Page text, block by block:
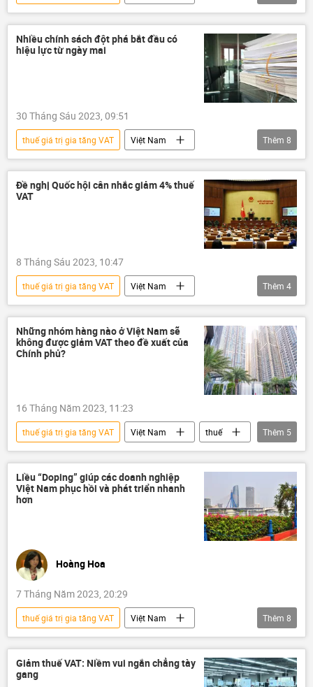
Kinh tế
Kinh doanh
nhập khẩu
doanh nghiệp
VCCI FTA
Nhiều chính sách đột phá bắt đầu có
hiệu lực từ ngày mai
30 Tháng Sáu 2023, 09:51
thuế giá trị gia tăng VAT
Việt Nam
Pháp luật
Chính sách
lương
bảo hiểm
thông tin
Quốc hội
thuế
Thêm 8
Đề nghị Quốc hội cân nhắc giảm 4% thuế
VAT
8 Tháng Sáu 2023, 10:47
thuế giá trị gia tăng VAT
Việt Nam
thông tin
Quốc hội
Chính sách
chính sách tiền tệ
Thêm 4
Những nhóm hàng nào ở Việt Nam sẽ
không được giảm VAT theo đề xuất của
Chính phủ?
16 Tháng Năm 2023, 11:23
thuế giá trị gia tăng VAT Việt Nam
thuế
thông tin
Chính sách
Pháp luật
bất động sản
Kinh tế
Thêm 5
Liều “Doping” giúp các doanh nghiệp
Việt Nam phục hồi và phát triển nhanh
hơn
Hoàng Hoa
7 Tháng Năm 2023, 20:29
thuế giá trị gia tăng VAT
Việt Nam
Quan điểm-Ý kiến
Tác giả
thuế
doanh nghiệp
Pháp luật
Kinh tế
Ngân hàng Nhà nước VN
Thêm 8
Giảm thuế VAT: Niềm vui ngắn chẳng tày
gang